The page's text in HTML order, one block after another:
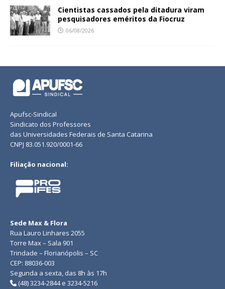
Cientistas cassados pela ditadura viram
pesquisadores eméritos da Fiocruz
06/08/2026
Apufsc-Sindical
Sindicato dos Professores
das Universidades Federais de Santa Catarina
CNPJ 83.051.920/0001-66
Filiação nacional:
Sede Max & Flora
Rua Lauro Linhares 2055
Torre Max – Sala 901
Trindade – Florianópolis – SC
CEP: 88036-003
Segunda a sexta, das 8h às 17h
(48) 3234-2844 e 3234-5216